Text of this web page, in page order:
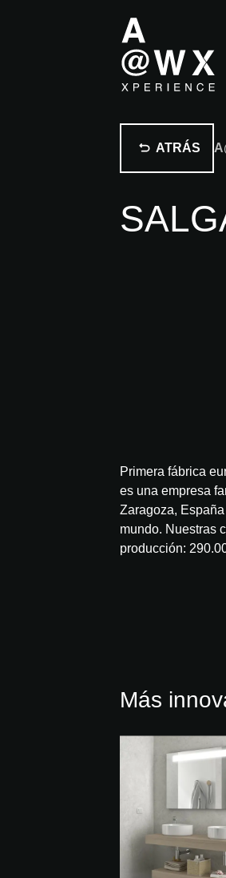
ATRÁS
Primera fábrica
es una empresa
Zaragoza,
mundo. Nuestras
producción:
Más